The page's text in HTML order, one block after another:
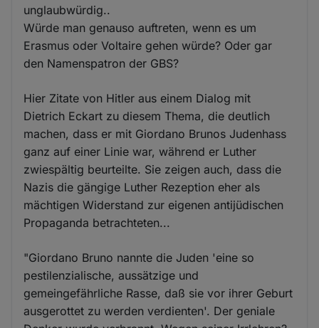
unglaubwürdig..
Würde man genauso auftreten, wenn es um
Erasmus oder Voltaire gehen würde? Oder gar
den Namenspatron der GBS?
Hier Zitate von Hitler aus einem Dialog mit
Dietrich Eckart zu diesem Thema, die deutlich
machen, dass er mit Giordano Brunos Judenhass
ganz auf einer Linie war, während er Luther
zwiespältig beurteilte. Sie zeigen auch, dass die
Nazis die gängige Luther Rezeption eher als
mächtigen Widerstand zur eigenen antijüdischen
Propaganda betrachteten...
"Giordano Bruno nannte die Juden 'eine so
pestilenzialische, aussätzige und
gemeingefährliche Rasse, daß sie vor ihrer Geburt
ausgerottet zu werden verdienten'. Der geniale